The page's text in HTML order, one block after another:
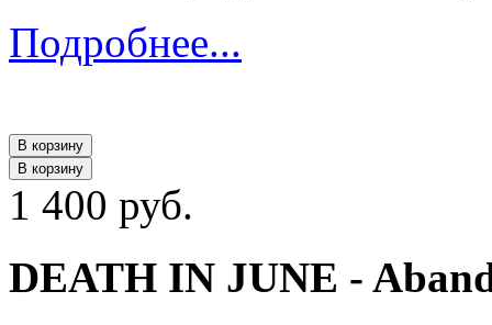
Подробнее...
В корзину
В корзину
1 400 руб.
DEATH IN JUNE -